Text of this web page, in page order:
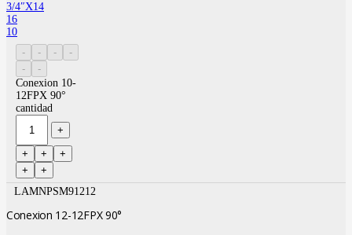
3/4″X14
16
10
Conexion 10-
12FPX 90°
cantidad
LAMNPSM91212
Conexion 12-12FPX 90°